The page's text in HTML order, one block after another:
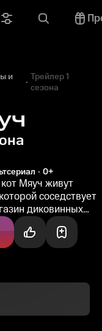
и
Трейлер 1
сезона
0+
Мяуч живут
соседствует
диковинных
Маруся...